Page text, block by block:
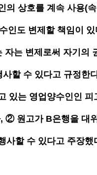
상호를 계속 사용(
인도 변제할 책임이
는 변제로써 자기의
할 수 있다고 규정한
있는 영업양수인인 피
원고가 B은행을 대
사할 수 있다고 주장했